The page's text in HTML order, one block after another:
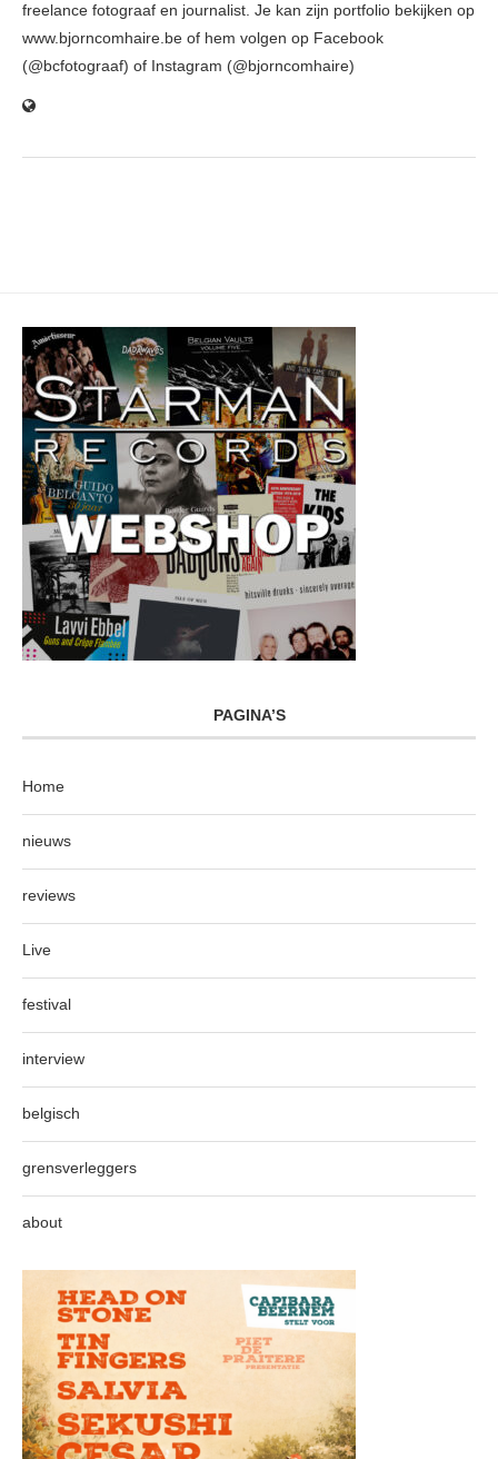
freelance fotograaf en journalist. Je kan zijn portfolio bekijken op
www.bjorncomhaire.be of hem volgen op Facebook
(@bcfotograaf) of Instagram (@bjorncomhaire)
PAGINA’S
Home
nieuws
reviews
Live
festival
interview
belgisch
grensverleggers
about